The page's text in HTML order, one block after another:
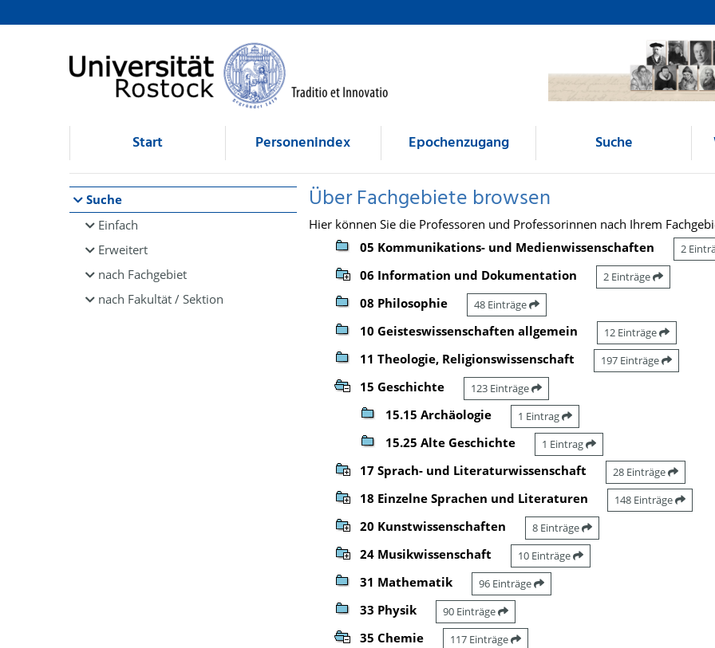
Browsen
direkt zum Inhalt
Start Personenindex Epochenzugang Suche
Suche
Einfach
Erweitert
nach Fachgebiet
nach Fakultät / Sektion
Über Fachgebiete browsen
Hier können Sie die Professoren und Professorinnen nach Ihrem
05 Kommunikations- und Medienwissenschaften
2
06 Information und Dokumentation 2 Einträge
08 Philosophie 48 Einträge
10 Geisteswissenschaften allgemein 12 Einträge
11 Theologie, Religionswissenschaft 197 Einträge
15 Geschichte 123 Einträge
15.15 Archäologie 1 Eintrag
15.25 Alte Geschichte 1 Eintrag
17 Sprach- und Literaturwissenschaft 28 Einträge
18 Einzelne Sprachen und Literaturen 148 Einträge
20 Kunstwissenschaften 8 Einträge
24 Musikwissenschaft 10 Einträge
31 Mathematik 96 Einträge
33 Physik 90 Einträge
35 Chemie 117 Einträge